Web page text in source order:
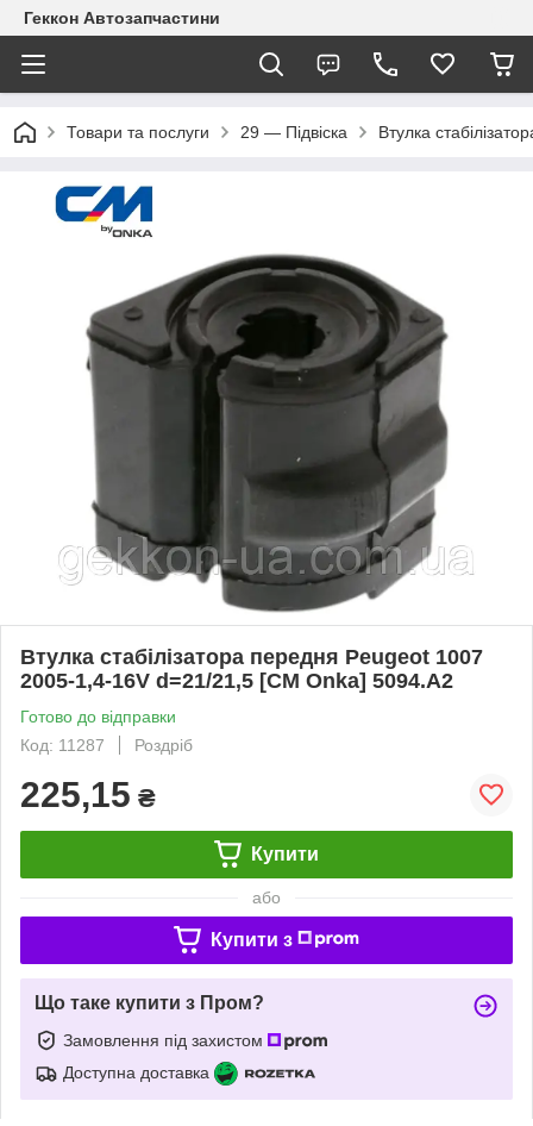
Геккон Автозапчастини
Товари та послуги 29 — Підвіска Втулка
Втулка стабілізатора передня Peugeot 1007
2005-1,4-16V d=21/21,5 [CM Onka] 5094.A2
Готово до відправки
Код: 11287
Роздріб
225,15 ₴
Купити
або
Купити з
Що таке купити з Пром?
Замовлення під захистом
Доступна доставка